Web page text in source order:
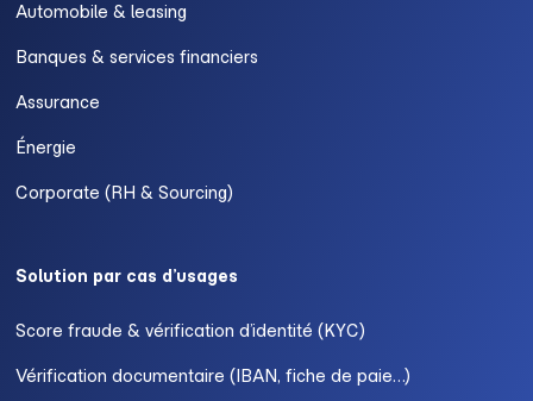
Automobile & leasing
Banques & services financiers
Assurance
Énergie
Corporate (RH & Sourcing)
Solution par cas d’usages
Score fraude & vérification d’identité (KYC)
Vérification documentaire (IBAN, fiche de paie…)